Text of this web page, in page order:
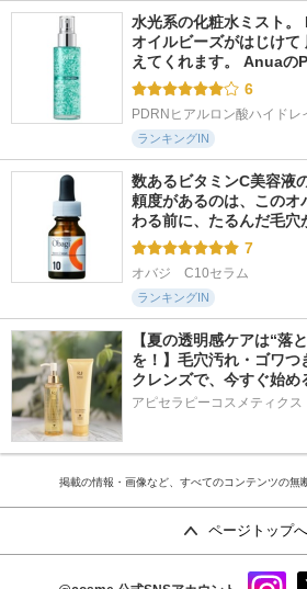
水光系の化粧水ミスト。
オイルビーズがはじけ
えてくれます。 Anuaの
6
PDRNヒアルロン酸ハイドレ
ランキングIN
数あるビタミンC美容液
頼度があるのは、この
わる前に、たるんだ毛
7
オバジ　C10セラム
ランキングIN
【夏の透明感ケアは“落
を！】毛穴汚れ・ゴワつ
クレンズで、今すぐ始め
アピセラピーコスメティクス
掲載の情報・画像など、すべてのコンテンツの無
ページトップへ